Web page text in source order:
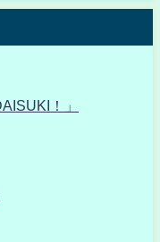
！」